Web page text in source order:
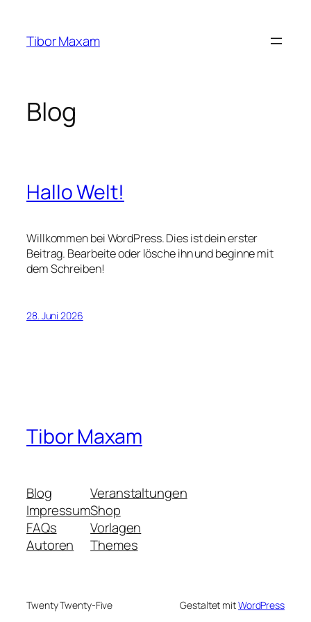
springen
Tibor Maxam
Blog
Hallo Welt!
Willkommen bei WordPress. Dies ist dein erster
Beitrag. Bearbeite oder lösche ihn und beginne mit
dem Schreiben!
28. Juni 2026
Tibor Maxam
Blog
Impressum
FAQs
Autoren
Veranstaltungen
Shop
Vorlagen
Themes
Twenty Twenty-Five Gestaltet mitWordPress